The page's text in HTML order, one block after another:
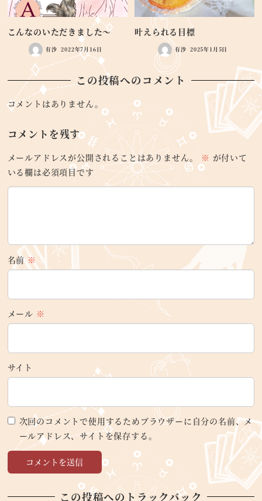
こんなのいただきました～
有沙 2022年7月16日
叶えられる目標
有沙 2025年1月5日
この投稿へのコメント
コメントはありません。
コメントを残す
メールアドレスが公開されることはありません。 ※ が付いて
いる欄は必須項目です
名前※
メール ※
サイト
次回のコメントで使用するためブラウザーに自分の名前、メ
ールアドレス、サイトを保存する。
この投稿へのトラックバック